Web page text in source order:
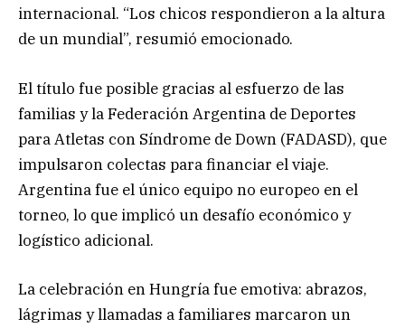
internacional. “Los chicos respondieron a la altura
de un mundial”, resumió emocionado.
El título fue posible gracias al esfuerzo de las
familias y la Federación Argentina de Deportes
para Atletas con Síndrome de Down (FADASD), que
impulsaron colectas para financiar el viaje.
Argentina fue el único equipo no europeo en el
torneo, lo que implicó un desafío económico y
logístico adicional.
La celebración en Hungría fue emotiva: abrazos,
lágrimas y llamadas a familiares marcaron un